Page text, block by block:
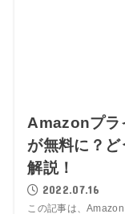
Amazonプラ
が無料に？
解説！
2022.07.16
この記事は、